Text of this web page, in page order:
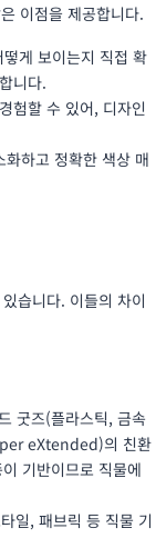
이점을 제공합니다.
게 보이는지 직접 확
니다.
험할 수 있어, 디자인
하고 정확한 색상 매
습니다. 이들의 차이
굿즈(플라스틱, 금속
eXtended)의 친환
기반이므로 직물에
일, 패브릭 등 직물 기